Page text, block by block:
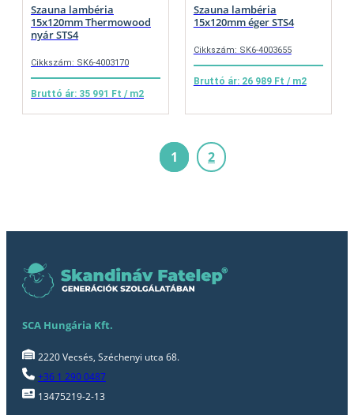
Szauna lambéria
15x120mm Thermowood
nyár STS4
Cikkszám: SK6-4003170
Bruttó ár: 35 991 Ft / m2
Szauna lambéria
15x120mm éger STS4
Cikkszám: SK6-4003655
Bruttó ár: 26 989 Ft / m2
1 2
SCA Hungária Kft.
2220 Vecsés, Széchenyi utca 68.
+36 1 290 0487
13475219-2-13